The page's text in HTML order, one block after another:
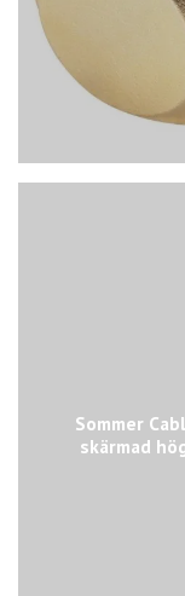
Sommer
skärmad